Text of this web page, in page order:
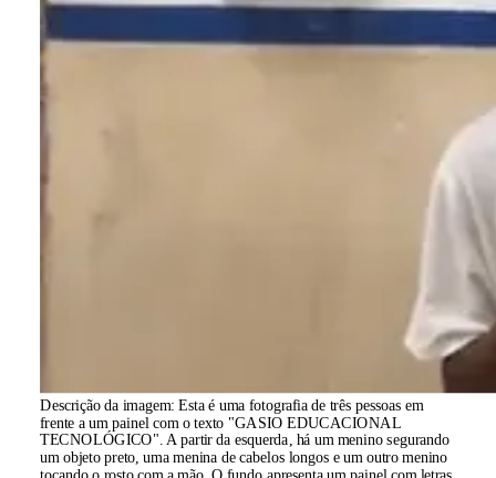
Descrição da imagem:Esta é uma fotografia de três pessoas em
frente a um painel com o texto "GASIO EDUCACIONAL
TECNOLÓGICO". A partir da esquerda, há um menino segurando
um objeto preto, uma menina de cabelos longos e um outro menino
tocando o rosto com a mão. O fundo apresenta um painel com letras